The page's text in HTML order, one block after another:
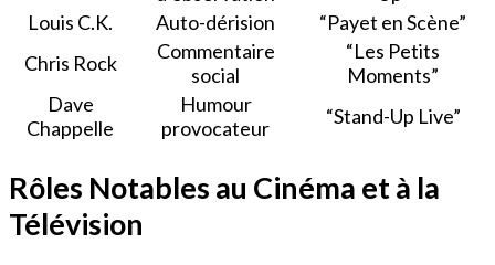
Louis C.K.
Auto-dérision
“Payet en Scène”
Chris Rock
Commentaire
social
“Les Petits
Moments”
Dave
Chappelle
Humour
provocateur
“Stand-Up Live”
Rôles Notables au Cinéma et à la
Télévision